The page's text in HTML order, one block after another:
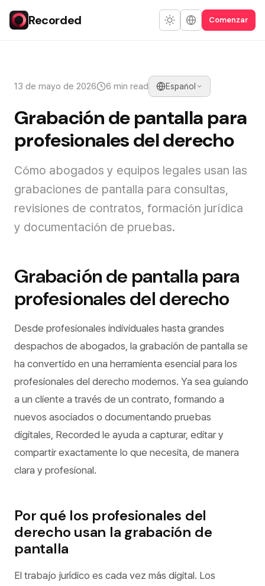
Recorded Comenzar
13 de mayo de 2026 6 min read Español
Grabación de pantalla para
profesionales del derecho
Cómo abogados y equipos legales usan las
grabaciones de pantalla para consultas,
revisiones de contratos, formación jurídica
y documentación de pruebas.
Grabación de pantalla para
profesionales del derecho
Desde profesionales individuales hasta grandes
despachos de abogados, la grabación de pantalla se
ha convertido en una herramienta esencial para los
profesionales del derecho modernos. Ya sea guiando
a un cliente a través de un contrato, formando a
nuevos asociados o documentando pruebas
digitales, Recorded le ayuda a capturar, editar y
compartir exactamente lo que necesita, de manera
clara y profesional.
Por qué los profesionales del
derecho usan la grabación de
pantalla
El trabajo jurídico es cada vez más digital. Los